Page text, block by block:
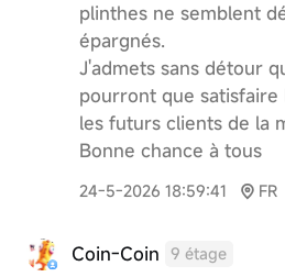
plinthes ne semblent
épargnés.
J'admets sans détour
pourront que satisfaire
les futurs clients de la
Bonne chance à tous
24-5-2026 18:59:41 FR
Coin-Coin 9 étage